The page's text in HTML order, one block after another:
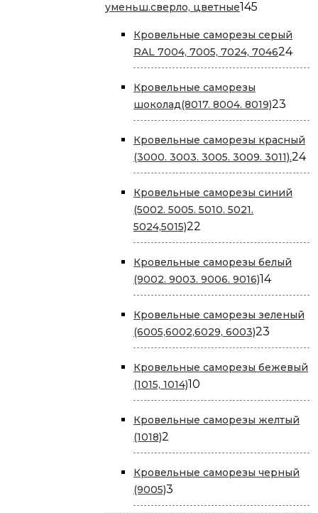
уменьш.сверло, цветные145
Кровельные саморезы серый
RAL 7004, 7005, 7024, 70462424
Кровельные саморезы
шоколад(8017. 8004. 8019)23
Кровельные саморезы красный
(3000. 3003. 3005. 3009. 3011).24
Кровельные саморезы cиний
(5002. 5005. 5010. 5021.
5024,5015)22
товара
Кровельные саморезы белый
(9002. 9003. 9006. 9016)1414
товаров
Кровельные саморезы зеленый
(6005,6002,6029, 6003)23
товара
Кровельные саморезы бежевый
(1015, 1014)10
товаров
Кровельные саморезы желтый
(1018)2
товара
Кровельные саморезы черный
(9005)3
товара